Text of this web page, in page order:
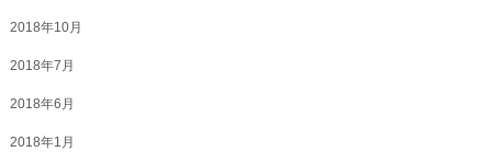
2018年10月
2018年7月
2018年6月
2018年1月